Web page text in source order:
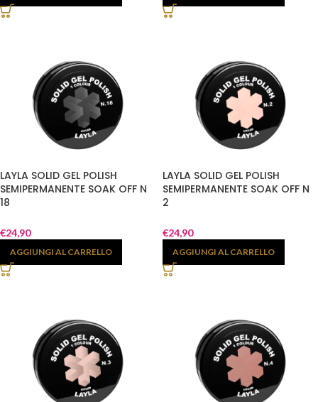
LAYLA SOLID GEL POLISH
SEMIPERMANENTE SOAK OFF N
18
€24,90
AGGIUNGI AL CARRELLO
LAYLA SOLID GEL POLISH
SEMIPERMANENTE SOAK OFF N
2
€24,90
AGGIUNGI AL CARRELLO